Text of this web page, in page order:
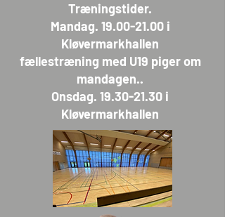
Træningstider.
Mandag. 19.00-21.00 i
Kløvermarkhallen
fællestræning med U19 piger om
mandagen..
Onsdag. 19.30-21.30 i
Kløvermarkhallen